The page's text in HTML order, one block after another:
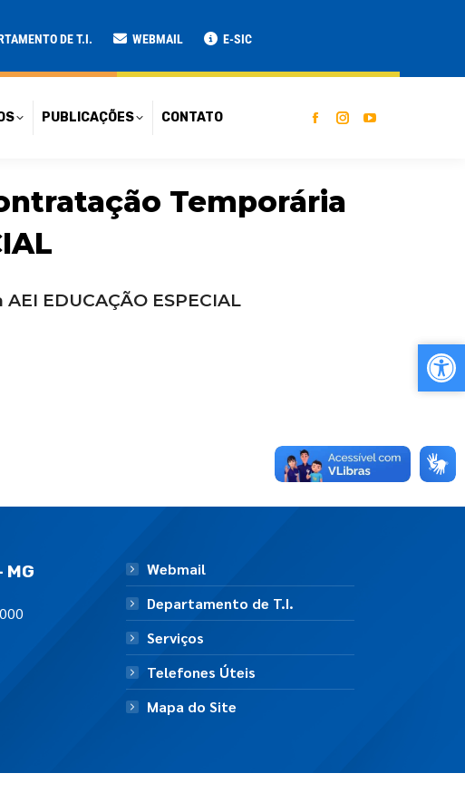
DE T.I. WEBMAIL E-SIC
PUBLICAÇÕES CONTATO
Temporária
EDUCAÇÃO ESPECIAL
MG
Webmail
Departamento de T.I.
Serviços
Telefones Úteis
Mapa do Site